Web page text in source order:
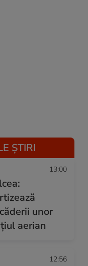
ȘTIRI
13:00
unor
aerian
12:56